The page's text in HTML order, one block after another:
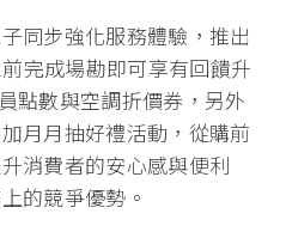
同步強化服務體驗，推出
完成場勘即可享有回饋升
點數與空調折價券，另外
月月抽好禮活動，從購前
消費者的安心感與便利
的競爭優勢。